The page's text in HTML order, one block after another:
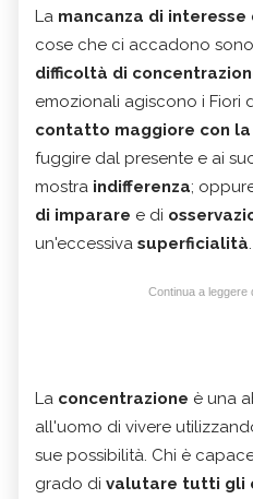
La mancanza di interesse
cose che ci accadono
difficoltà di
emozionali agiscono i Fiori
contatto maggiore con
fuggire dal presente e ai
mostra indifferenza;
di imparare e di
un'eccessiva superficialità.
Continua a leggere
La concentrazione è una
all'uomo di vivere
sue possibilità. Chi è
grado di valutare tutti gli